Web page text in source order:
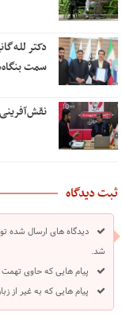
دکتر
سمت
نقش‌آفرینی
ثبت دیدگاه
دیدگاه های ارسال شده
شد.
پیام هایی که حاوی
پیام هایی که به غیر از